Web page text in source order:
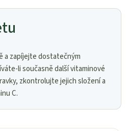
a zapíjejte dostatečným
li současně další vitaminové
zkontrolujte jejich složení a
C.